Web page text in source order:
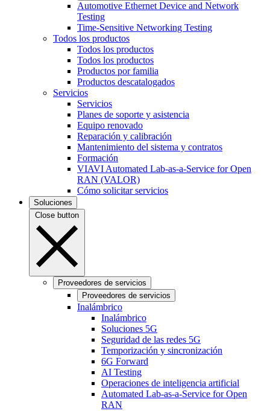
Automotive Ethernet Device and Network
Testing
Time-Sensitive Networking Testing
Todos los productos
Todos los productos
Todos los productos
Productos por familia
Productos descatalogados
Servicios
Servicios
Planes de soporte y asistencia
Equipo renovado
Reparación y calibración
Mantenimiento del sistema y contratos
Formación
VIAVI Automated Lab-as-a-Service for Open
RAN (VALOR)
Cómo solicitar servicios
Soluciones
Close button
Proveedores de servicios
Proveedores de servicios
Inalámbrico
Inalámbrico
Soluciones 5G
Seguridad de las redes 5G
Temporización y sincronización
6G Forward
AI Testing
Operaciones de inteligencia artificial
Automated Lab-as-a-Service for Open
RAN